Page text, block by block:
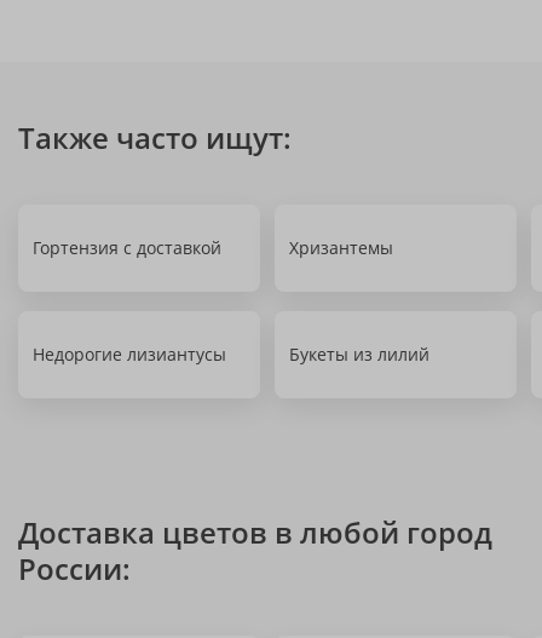
Также часто ищут:
Гортензия с доставкой Хризантемы
Недорогие лизиантусы Букеты из лилий
Доставка цветов в любой город
России: